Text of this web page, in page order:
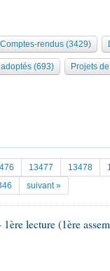
Comptes-rendus (3429)
(693) Projets
13477 13478
suivant »
lecture (1ère